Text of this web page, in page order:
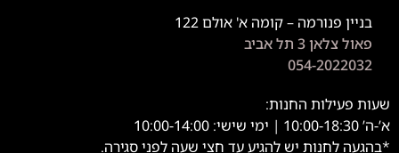
בניין פנורמה – קומה א' אולם 122
פאול צלאן 3 תל אביב
054-2022032
שעות פעילות החנות:
א’-ה’ 10:00-18:30 | ימי שישי: 10:00-14:00
*בהגעה לחנות יש להגיע עד חצי שעה לפני סגירה.